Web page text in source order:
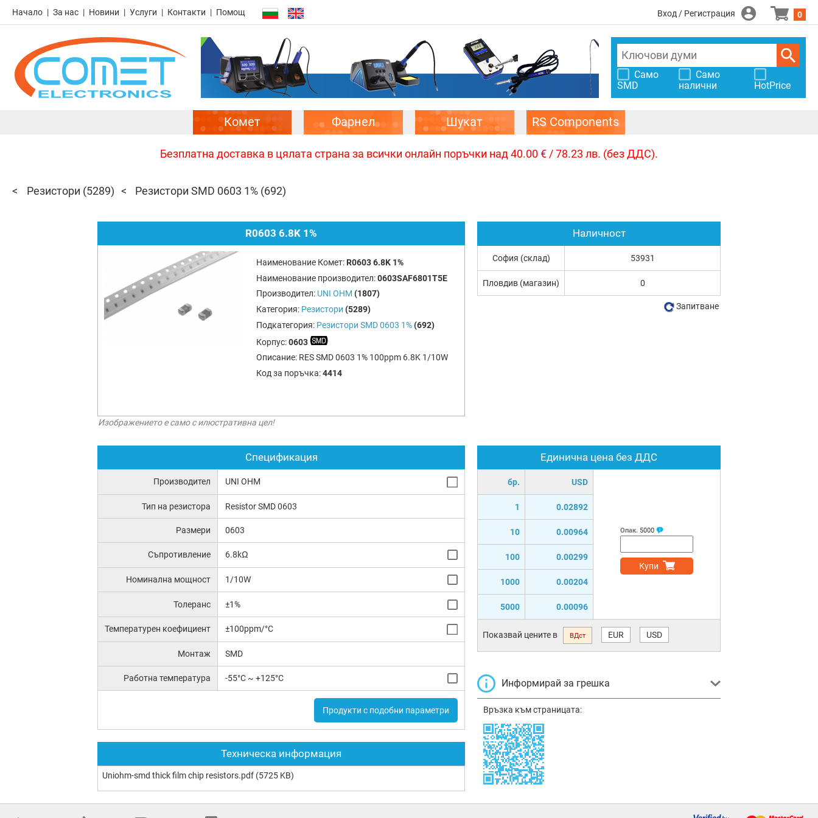
Начало За нас Новини Услуги Контакти Помощ Вход / Регистрация 0
Само
SMD
Само
налични
HotPrice
Комет Фарнел Шукат RS Components
Безплатна доставка в цялата страна за всички онлайн поръчки над 40.00 € / 78.23 лв. (без ДДС).
Резистори (5289) Резистори SMD 0603 1% (692)
R0603 6.8K 1%
Наименование Комет: R0603 6.8K 1%
Наименование производител:0603SAF6801T5E
Производител: UNI OHM (1807)
Категория: Резистори (5289)
Подкатегория: Резистори SMD 0603 1% (692)
Корпус:0603
Описание: RES SMD 0603 1% 100ppm 6.8K 1/10W
Код за поръчка:4414
Изображението е само с илюстративна цел!
Спецификация
Производител UNI OHM
Тип на резистора Resistor SMD 0603
Размери 0603
Съпротивление 6.8kΩ
Номинална мощност 1/10W
Толеранс ±1%
Температурен коефициент ±100ppm/°C
Монтаж SMD
Работна температура -55°C ~ +125°C
Продукти с подобни параметри
Техническа информация
Uniohm-smd thick film chip resistors.pdf (5725 KB)
Единична цена без ДДС
бр. USD
1 0.02892
10 0.00964
100 0.00299
1000 0.00204
5000 0.00096
Опак. 5000
Купи
Показвай цените в ВДст EUR USD
Информирай за грешка
Връзка към страницата:
Наличност
София (склад) 53931
Пловдив (магазин) 0
Запитване